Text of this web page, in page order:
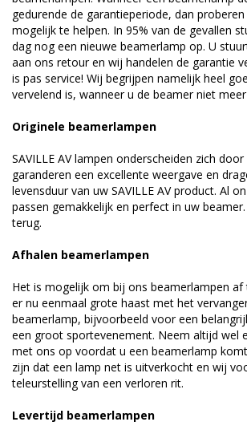
gedurende de garantieperiode, dan
mogelijk te helpen. In 95% van de gevallen
dag nog een nieuwe beamerlamp op. U
aan ons retour en wij handelen de garantie
is pas service! Wij begrijpen namelijk heel
vervelend is, wanneer u de beamer niet
Originele beamerlampen
SAVILLE AV lampen onderscheiden zich
garanderen een excellente weergave en
levensduur van uw SAVILLE AV product. Al
passen gemakkelijk en perfect in uw
terug.
Afhalen beamerlampen
Het is mogelijk om bij ons beamerlampen af
er nu eenmaal grote haast met het
beamerlamp, bijvoorbeeld voor een
een groot sportevenement. Neem altijd wel
met ons op voordat u een beamerlamp
zijn dat een lamp net is uitverkocht en wij
teleurstelling van een verloren rit.
Levertijd beamerlampen